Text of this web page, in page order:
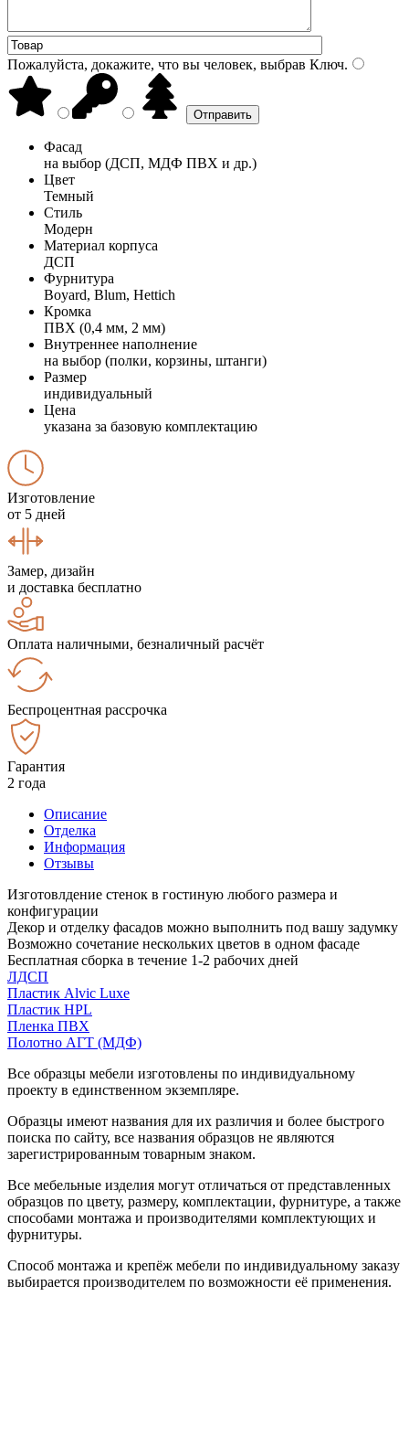
Пожалуйста, докажите, что вы человек, выбрав Ключ.
Фасад
на выбор (ДСП, МДФ ПВХ и др.)
Цвет
Темный
Стиль
Модерн
Материал корпуса
ДСП
Фурнитура
Boyard, Blum, Hettich
Кромка
ПВХ (0,4 мм, 2 мм)
Внутреннее наполнение
на выбор (полки, корзины, штанги)
Размер
индивидуальный
Цена
указана за базовую комплектацию
Изготовление
от 5 дней
Замер, дизайн
и доставка бесплатно
Оплата наличными, безналичный расчёт
Беспроцентная рассрочка
Гарантия
2 года
Описание
Отделка
Информация
Отзывы
Изготовлдение стенок в гостиную любого размера и
конфигурации
Декор и отделку фасадов можно выполнить под вашу задумку
Возможно сочетание нескольких цветов в одном фасаде
Бесплатная сборка в течение 1-2 рабочих дней
ЛДСП
Пластик Alvic Luxe
Пластик HPL
Пленка ПВХ
Полотно АГТ (МДФ)
Все образцы мебели изготовлены по индивидуальному
проекту в единственном экземпляре.
Образцы имеют названия для их различия и более быстрого
поиска по сайту, все названия образцов не являются
зарегистрированным товарным знаком.
Все мебельные изделия могут отличаться от представленных
образцов по цвету, размеру, комплектации, фурнитуре, а также
способами монтажа и производителями комплектующих и
фурнитуры.
Способ монтажа и крепёж мебели по индивидуальному заказу
выбирается производителем по возможности её применения.